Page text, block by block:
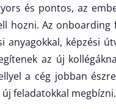
és pontos, az
hozni. Az onboarding
képzési
az új
a cég jobban
feladatokkal megbízni.